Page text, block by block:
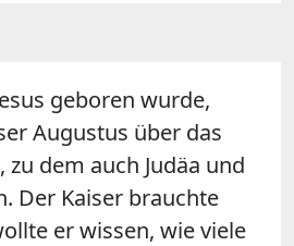
geboren wurde,
Augustus über das
zu dem auch Judäa und
Der Kaiser brauchte
er wissen, wie viele